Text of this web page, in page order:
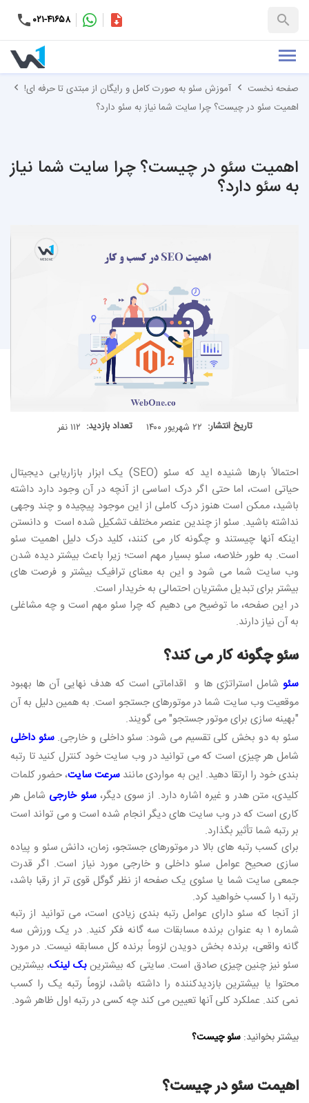
۰۲۱-۴۱۶۵۸
+۹۸-کاتالوگ
صفحه نخست
آموزش سئو به صورت کامل و رایگان از مبتدی تا حرفه ای!
اهمیت سئو در چیست؟ چرا سایت شما نیاز به سئو دارد؟
اهمیت سئو در چیست؟ چرا سایت شما نیاز
به سئو دارد؟
تاریخ انتشار: ۲۲ شهریور ۱۴۰۰ تعداد بازدید: ۱۱۲ نفر
احتمالاً بارها شنیده اید که سئو (SEO) یک ابزار بازاریابی دیجیتال
حیاتی است، اما حتی اگر درک اساسی از آنچه در آن وجود دارد داشته
باشید، ممکن است هنوز درک کاملی از این موجود پیچیده و چند وجهی
نداشته باشید. سئو از چندین عنصر مختلف تشکیل شده است و دانستن
اینکه آنها چیستند و چگونه کار می کنند، کلید درک دلیل اهمیت سئو
است. به طور خلاصه، سئو بسیار مهم است؛ زیرا باعث بیشتر دیده شدن
وب سایت شما می شود و این به معنای ترافیک بیشتر و فرصت های
بیشتر برای تبدیل مشتریان احتمالی به خریدار است.
در این صفحه، ما توضیح می دهیم که چرا سئو مهم است و چه مشاغلی
به آن نیاز دارند.
سئو چگونه کار می کند؟
سئو شامل استراتژی ها و اقداماتی است که هدف نهایی آن ها بهبود
موقعیت وب سایت شما در موتورهای جستجو است. به همین دلیل به آن
"بهینه سازی برای موتور جستجو" می گویند.
سئو به دو بخش کلی تقسیم می شود: سئو داخلی و خارجی.سئو داخلی
شامل هر چیزی است که می توانید در وب سایت خود کنترل کنید تا رتبه
بندی خود را ارتقا دهید. این به مواردی مانند سرعت سایت، حضور کلمات
کلیدی، متن هدر و غیره اشاره دارد. از سوی دیگر،سئو خارجی شامل هر
کاری است که در وب سایت های دیگر انجام شده است و می تواند است
بر رتبه شما تأثیر بگذارد.
برای کسب رتبه های بالا در موتورهای جستجو، زمان، دانش سئو و پیاده
سازی صحیح عوامل سئو داخلی و خارجی مورد نیاز است. اگر قدرت
جمعی سایت شما یا سئوی یک صفحه از نظر گوگل قوی تر از رقبا باشد،
رتبه ۱ را کسب خواهید کرد.
از آنجا که سئو دارای عوامل رتبه بندی زیادی است، می توانید از رتبه
شماره ۱ به عنوان برنده مسابقات سه گانه فکر کنید. در یک ورزش سه
گانه واقعی، برنده بخش دویدن لزوماً برنده کل مسابقه نیست. در مورد
سئو نیز چنین چیزی صادق است. سایتی که بیشترینبک لینک، بیشترین
محتوا یا بیشترین بازدیدکننده را داشته باشد، لزوماً رتبه یک را کسب
نمی کند. عملکرد کلی آنها تعیین می کند چه کسی در رتبه اول ظاهر شود.
بیشتر بخوانید: سئو چیست؟
اهیمت سئو در چیست؟